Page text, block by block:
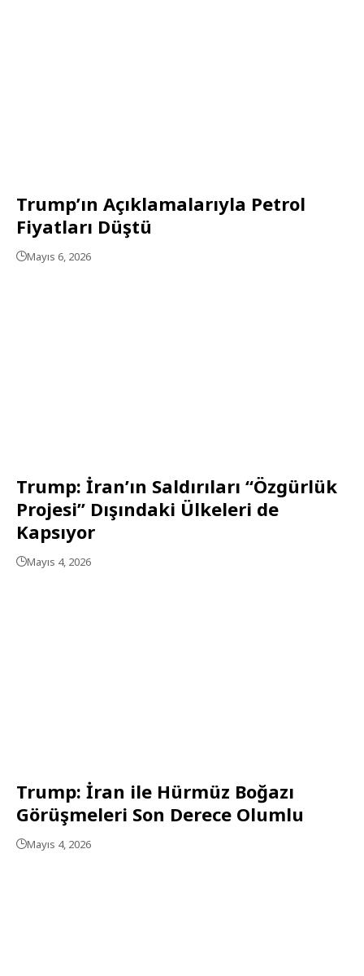
Trump’ın Açıklamalarıyla Petrol
Fiyatları Düştü
Mayıs 6, 2026
Trump: İran’ın Saldırıları “Özgürlük
Projesi” Dışındaki Ülkeleri de
Kapsıyor
Mayıs 4, 2026
Trump: İran ile Hürmüz Boğazı
Görüşmeleri Son Derece Olumlu
Mayıs 4, 2026